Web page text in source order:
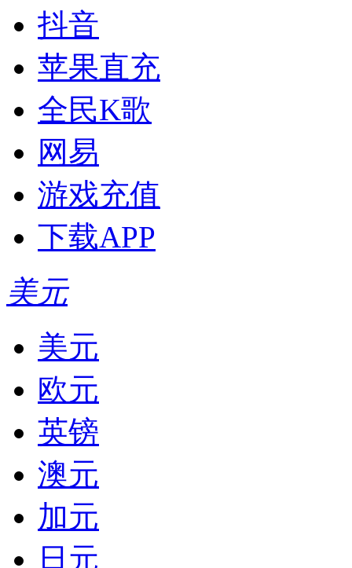
抖音
苹果直充
全民K歌
网易
游戏充值
下载APP
美元
美元
欧元
英镑
澳元
加元
日元